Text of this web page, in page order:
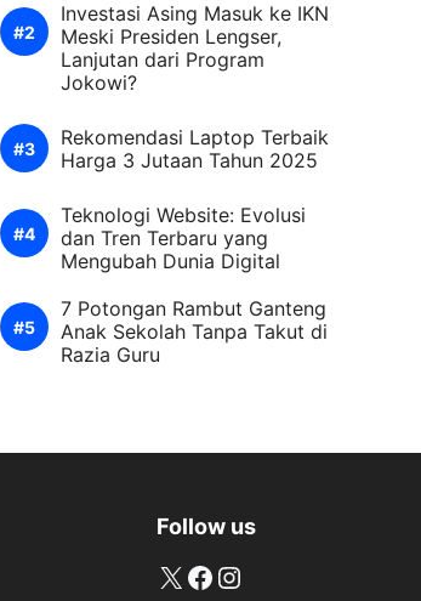
Investasi Asing Masuk ke IKN
Meski Presiden Lengser,
Lanjutan dari Program
Jokowi?
Rekomendasi Laptop Terbaik
Harga 3 Jutaan Tahun 2025
Teknologi Website: Evolusi
dan Tren Terbaru yang
Mengubah Dunia Digital
7 Potongan Rambut Ganteng
Anak Sekolah Tanpa Takut di
Razia Guru
Follow us
X Facebook
Instagram